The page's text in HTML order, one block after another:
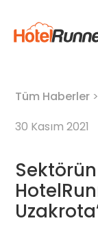
Tüm Haberler >
30 Kasım 2021